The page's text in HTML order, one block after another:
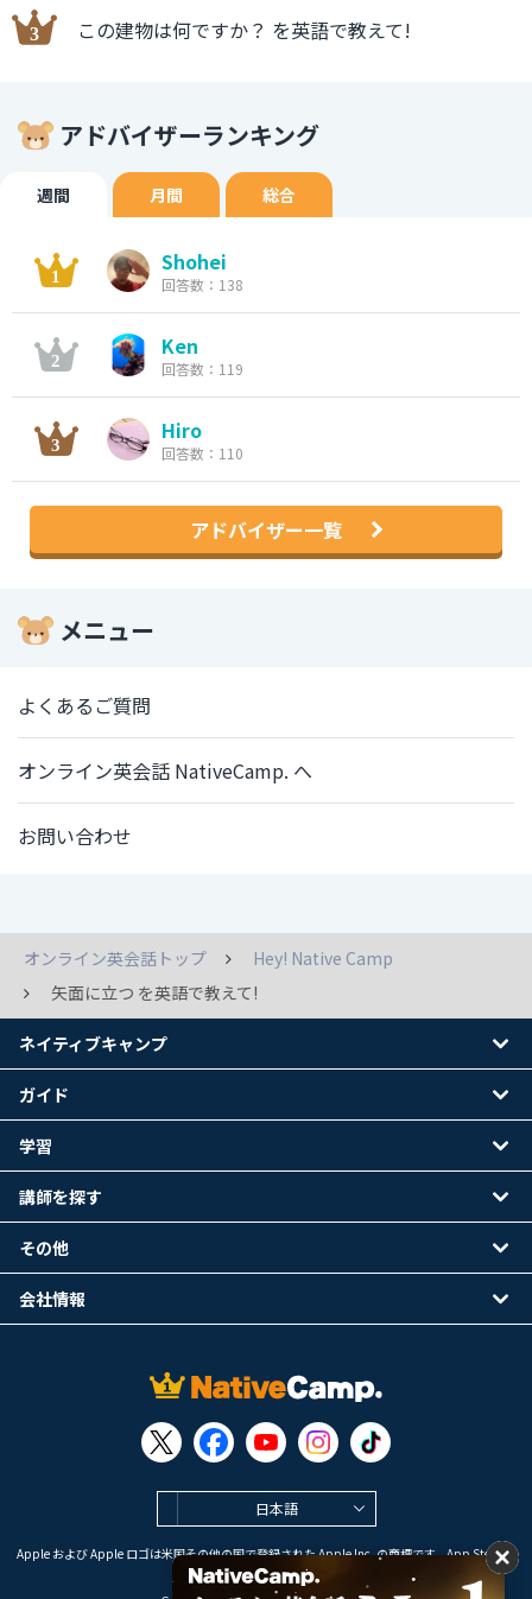
この建物は何ですか？ を英語で教えて!
アドバイザーランキング
週間 月間 総合
Shohei
回答数：138
Ken
回答数：119
Hiro
回答数：110
アドバイザー一覧
メニュー
よくあるご質問
オンライン英会話 NativeCamp. へ
お問い合わせ
オンライン英会話トップ
Hey! Native Camp
矢面に立つ を英語で教えて!
日本語
Apple および Apple ロゴは米国その他の国で登録された Apple Inc. の商標です。App Store は
Apple Inc. のサービスマークです。
ネイティブキャンプ
ガイド
学習
講師を探す
その他
会社情報